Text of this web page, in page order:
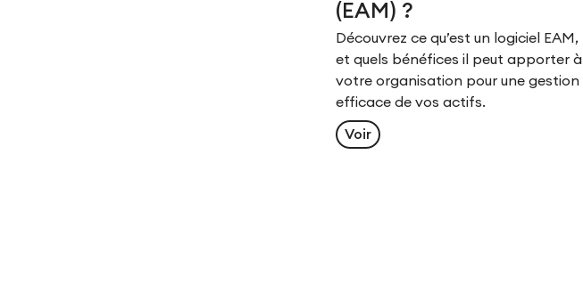
(EAM) ?
Découvrez ce qu’est un logiciel EAM,
et quels bénéfices il peut apporter à
votre organisation pour une gestion
efficace de vos actifs.
Voir